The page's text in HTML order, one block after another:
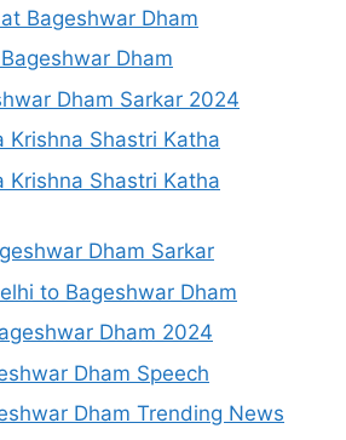
Bageshwar Dham
Dham
Dham Sarkar 2024
Krishna Shastri Katha
Krishna Shastri Katha
Dham Sarkar
to Bageshwar Dham
Dham 2024
Dham Speech
Dham Trending News